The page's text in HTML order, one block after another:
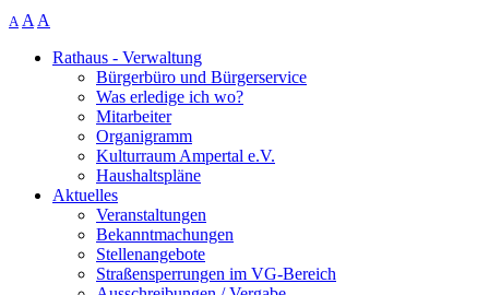
A A A
Rathaus - Verwaltung
Bürgerbüro und Bürgerservice
Was erledige ich wo?
Mitarbeiter
Organigramm
Kulturraum Ampertal e.V.
Haushaltspläne
Aktuelles
Veranstaltungen
Bekanntmachungen
Stellenangebote
Straßensperrungen im VG-Bereich